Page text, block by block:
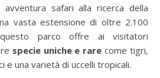
avventura safari alla ricerca della
vasta estensione di oltre 2.100
parco offre ai visitatori
specie uniche e rare come tigri,
e una varietà di uccelli tropicali.